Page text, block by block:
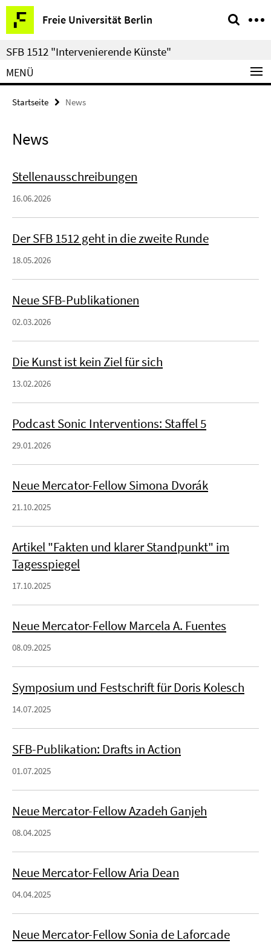
Springe
direkt
zu
Inhalt
Freie Universität Berlin
Service-
Navigation
SFB 1512 "Intervenierende Künste"
MENÜ
Startseite News
News
Stellenausschreibungen
16.06.2026
Der SFB 1512 geht in die zweite Runde
18.05.2026
Neue SFB-Publikationen
02.03.2026
Die Kunst ist kein Ziel für sich
13.02.2026
Podcast Sonic Interventions: Staffel 5
29.01.2026
Neue Mercator-Fellow Simona Dvorák
21.10.2025
Artikel "Fakten und klarer Standpunkt" im
Tagesspiegel
17.10.2025
Neue Mercator-Fellow Marcela A. Fuentes
08.09.2025
Symposium und Festschrift für Doris Kolesch
14.07.2025
SFB-Publikation: Drafts in Action
01.07.2025
Neue Mercator-Fellow Azadeh Ganjeh
08.04.2025
Neue Mercator-Fellow Aria Dean
04.04.2025
Neue Mercator-Fellow Sonia de Laforcade